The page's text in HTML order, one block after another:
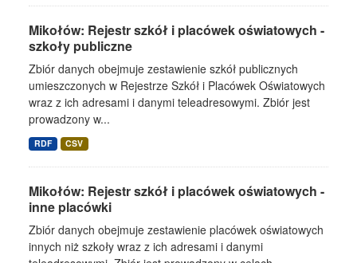
Mikołów: Rejestr szkół i placówek oświatowych -
szkoły publiczne
Zbiór danych obejmuje zestawienie szkół publicznych
umieszczonych w Rejestrze Szkół i Placówek Oświatowych
wraz z ich adresami i danymi teleadresowymi. Zbiór jest
prowadzony w...
RDF CSV
Mikołów: Rejestr szkół i placówek oświatowych -
inne placówki
Zbiór danych obejmuje zestawienie placówek oświatowych
innych niż szkoły wraz z ich adresami i danymi